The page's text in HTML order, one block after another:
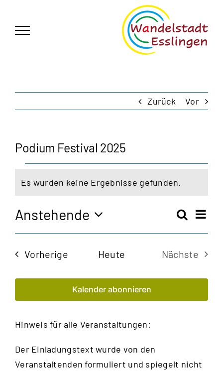
springen
Zurück Vor
Podium Festival 2025
Veranstaltungen
Hinweis
Es wurden keine Ergebnisse gefunden.
und
Suche
Anstehende
Datum
VorherigeVeranstaltungen
Heute
Nächste
Kalender abonnieren
Hinweis für alle Veranstaltungen:
Der Einladungstext wurde von den
Veranstaltenden formuliert und spiegelt nicht